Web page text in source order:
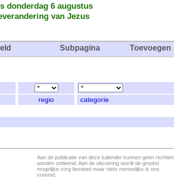
donderdag 6 augustus
van Jezus
Subpagina Toevoegen
regio categorie
Aan de publicatie van deze kalender kunnen geen rechten
worden ontleend. Aan de uitvoering wordt de grootst
mogelijke zorg besteed maar niets menselijks is ons
vreemd.